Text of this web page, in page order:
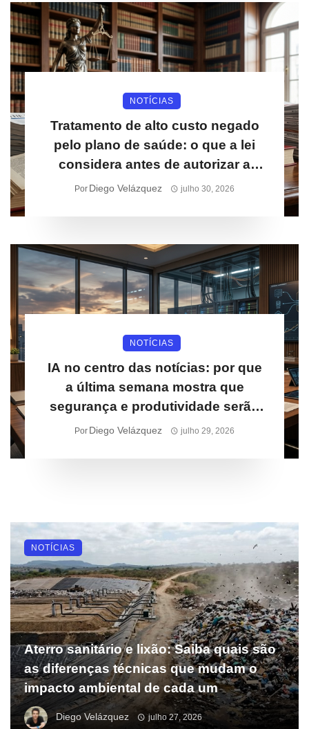
NOTÍCIAS
Tratamento de alto custo negado
pelo plano de saúde: o que a lei
considera antes de autorizar a
cobertura
Por Diego Velázquez julho 30, 2026
NOTÍCIAS
IA no centro das notícias: por que
a última semana mostra que
segurança e produtividade serão
prioridades para empresas
Por Diego Velázquez julho 29, 2026
Aterro sanitário e lixão: Saiba quais são
as diferenças técnicas que mudam o
impacto ambiental de cada um
Diego Velázquez julho 27, 2026
NOTÍCIAS